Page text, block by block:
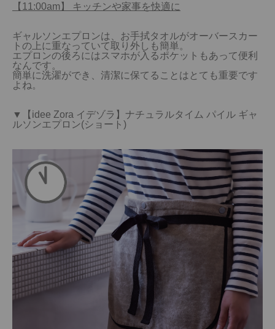
【11:00am】 キッチンや家事を快適に
ギャルソンエプロンは、お手拭タオルがオーバースカー
トの上に重なっていて取り外しも簡単。
エプロンの後ろにはスマホが入るポケットもあって便利
なんです。
簡単に洗濯ができ、清潔に保てることはとても重要です
よね。
▼【idee Zora イデゾラ】ナチュラルタイム パイル ギャ
ルソンエプロン(ショート)